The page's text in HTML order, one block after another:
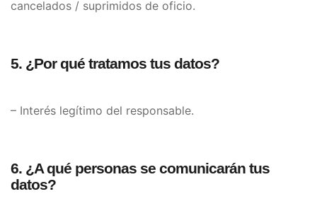
cancelados / suprimidos de oficio.
5. ¿Por qué tratamos tus datos?
– Interés legítimo del responsable.
6. ¿A qué personas se comunicarán tus
datos?